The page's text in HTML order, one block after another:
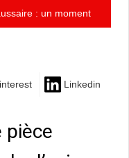
: un moment
Linkedin
pièce